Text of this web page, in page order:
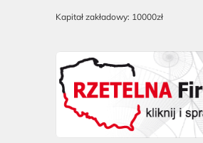
Kapitał zakładowy: 10000zł